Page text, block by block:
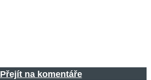
Přejít na komentáře